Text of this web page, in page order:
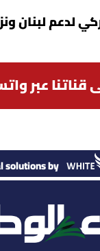
لدعم لبنان
قناتنا عبر
solutions by